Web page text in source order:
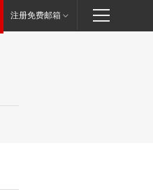
注册免费邮箱